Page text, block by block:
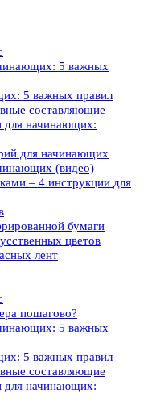
5 важных
5 важных правил
составляющие
для начинающих:
для начинающих
(видео)
– 4 инструкции для
бумаги
цветов
лент
пошагово?
5 важных
5 важных правил
составляющие
для начинающих: